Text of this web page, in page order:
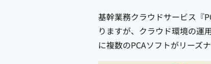
基幹業務クラウドサービス『
りますが、クラウド環境の運
に複数のPCAソフトがリーズ